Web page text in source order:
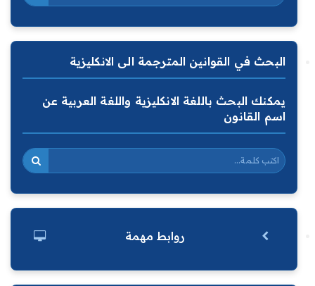
البحث في القوانين المترجمة الى الانكليزية
يمكنك البحث باللغة الانكليزية واللغة العربية عن
اسم القانون
روابط مهمة